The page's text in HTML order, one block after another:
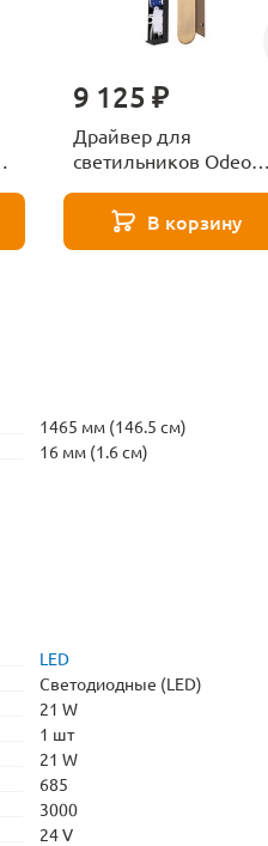
9 125 ₽
Драйвер для
светильников Odeon
357784BR бронзовый
В корзину
1465 мм (146.5 см)
16 мм (1.6 см)
LED
Светодиодные (LED)
21 W
1 шт
21 W
685
3000
24 V